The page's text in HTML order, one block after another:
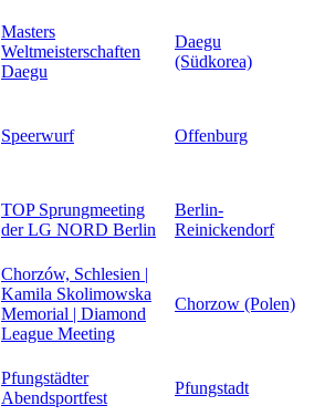
Masters
Weltmeisterschaften
Daegu
Daegu
(Südkorea)
Speerwurf Offenburg
TOP Sprungmeeting
der LG NORD Berlin
Berlin-
Reinickendorf
Chorzów, Schlesien |
Kamila Skolimowska
Memorial | Diamond
League Meeting
Chorzow (Polen)
Pfungstädter
Abendsportfest
Pfungstadt